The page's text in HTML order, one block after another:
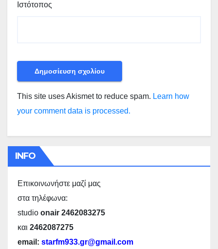
Ιστότοπος
This site uses Akismet to reduce spam. Learn how
your comment data is processed.
INFO
Επικοινωνήστε μαζί μας
στα τηλέφωνα:
studio onair 2462083275
και 2462087275
email: starfm933.gr@gmail.com